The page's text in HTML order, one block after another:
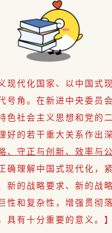
现代化国家、以中国式
号角。在新进中央委员
色社会主义思想和党的
好的若干重大关系作出
、守正与创新、效率与
确理解中国式现代化，
新的战略要求、新的战
性和复杂性，增强贯彻
具有十分重要的意义。】